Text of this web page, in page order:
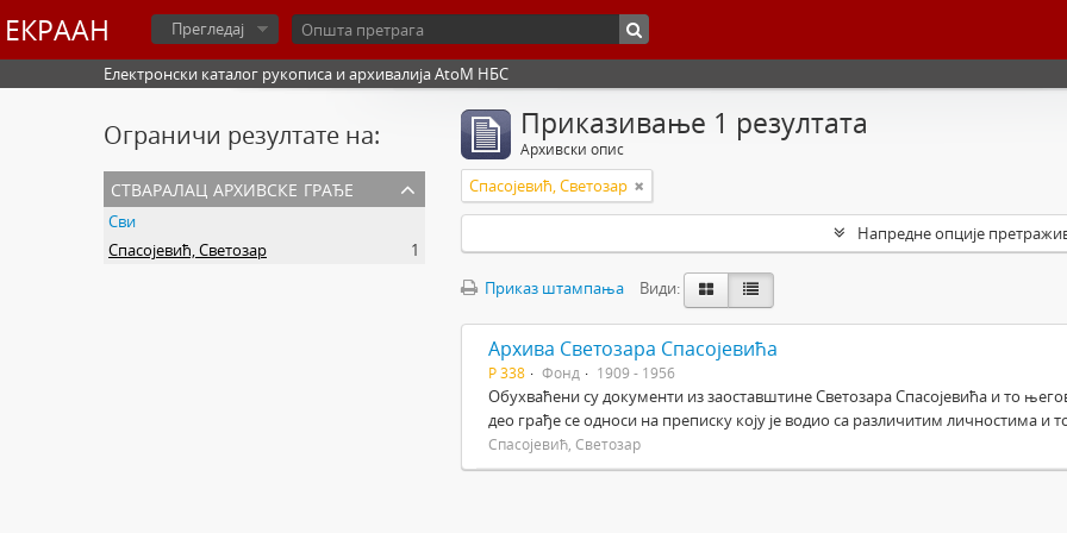
ЕКРААН Прегледај
Електронски каталог рукописа и архивалија AtoM НБС
Ограничи резултате на:
стваралац архивске грађе
Сви
Спасојевић, Светозар
1
Приказивање 1 резултата
Архивски опис
Спасојевић, Светозар
Напредне опције
Приказ штампања Види:
Архива Светозара Спасојевића
Р 338 Фонд 1909 - 1956
Обухваћени су документи из заоставштине Светозара Спасојевића и то
део грађе се односи на преписку коју је водио са различитим личностима и
Спасојевић, Светозар